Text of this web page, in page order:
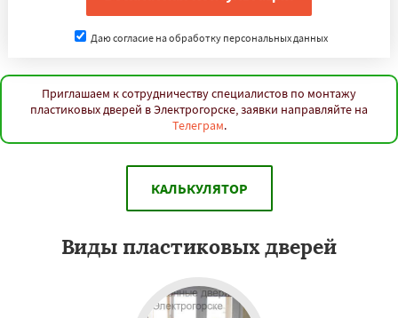
Даю согласие на обработку персональных данных
Приглашаем к сотрудничеству специалистов по монтажу
пластиковых дверей в Электрогорске, заявки направляйте на
Телеграм.
КАЛЬКУЛЯТОР
Виды пластиковых дверей